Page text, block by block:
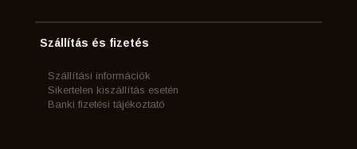
Szállítás és fizetés
Szállítási információk
Sikertelen kiszállítás esetén
Banki fizetési tájékoztató